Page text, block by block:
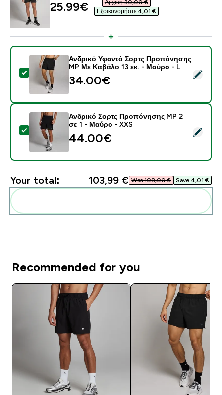
discounted price
25.99€‎
Αρχική 30,00 €‎
Εξοικονομήστε 4,01 €‎
Select this product - Ανδρικό Υφαντό Σορτς
Ανδρικό Υφαντό Σορτς Προπόνησης
MP Με Καβάλο 13 εκ. - Μαύρο - L
34.00€‎
Select this product - Ανδρικό Σορτς Προπόνησης
Ανδρικό Σορτς Προπόνησης MP 2
σε 1 - Μαύρο - XXS
44.00€‎
Your total: 103,99 €‎ Was 108,00 €‎ Save 4,01 €‎
Recommended for you